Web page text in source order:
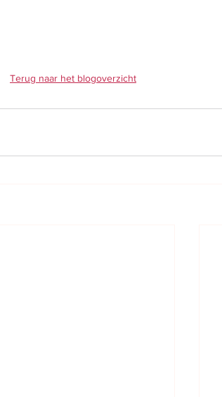
Terug naar het blogoverzicht